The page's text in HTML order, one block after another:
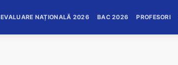
EVALUARE NAȚIONALĂ 2026 BAC 2026 PROFESORI